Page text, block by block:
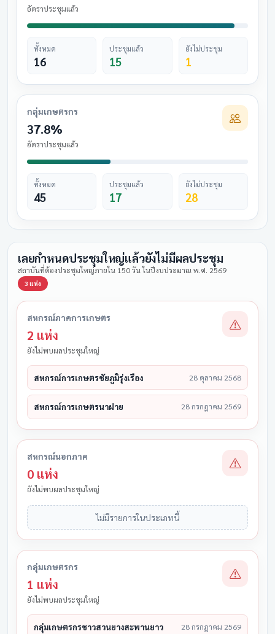
อัตราประชุมแล้ว
ทั้งหมด
16
ประชุมแล้ว
15
ยังไม่ประชุม
1
กลุ่มเกษตรกร
37.8%
อัตราประชุมแล้ว
ทั้งหมด
45
ประชุมแล้ว
17
ยังไม่ประชุม
28
เลยกำหนดประชุมใหญ่แล้วยังไม่มีผลประชุม
สถาบันที่ต้องประชุมใหญ่ภายใน 150 วัน ในปีงบประมาณ พ.ศ. 2569
3 แห่ง
สหกรณ์ภาคการเกษตร
2 แห่ง
ยังไม่พบผลประชุมใหญ่
สหกรณ์การเกษตรชัยภูมิรุ่งเรือง 28 ตุลาคม 2568
สหกรณ์การเกษตรนาฝาย 28 กรกฎาคม 2569
สหกรณ์นอกภาค
0 แห่ง
ยังไม่พบผลประชุมใหญ่
ไม่มีรายการในประเภทนี้
กลุ่มเกษตรกร
1 แห่ง
ยังไม่พบผลประชุมใหญ่
กลุ่มเกษตรกรชาวสวนยางสะพานยาว 28 กรกฎาคม 2569